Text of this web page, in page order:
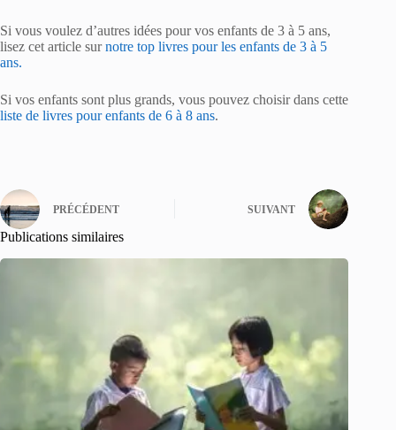
Si vous voulez d’autres idées pour vos enfants de 3 à 5 ans,
lisez cet article surnotre top livres pour les enfants de 3 à 5
ans.
Si vos enfants sont plus grands, vous pouvez choisir dans cette
liste de livres pour enfants de 6 à 8 ans.
PRÉCÉDENT SUIVANT
Publications similaires